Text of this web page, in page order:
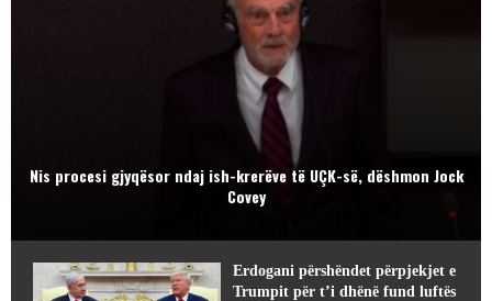
Nis procesi gjyqësor ndaj ish-krerëve të UÇK-së, dëshmon Jock
Covey
Erdogani përshëndet përpjekjet e
Trumpit për t’i dhënë fund luftës